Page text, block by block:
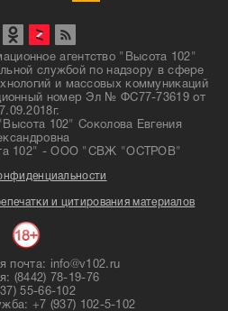
агентство "Высота 102"
службой по надзору в сфере
и массовых коммуникаций
номер Эл № ФС77-73619 от
102" Соколова Евгения
102" - ООО "СВЖ "ОСТРОВ"
и цитирования материалов
почта: info@v102.ru
(8442) 78-19-76
55-66-102
+7 (937) 102-5-102